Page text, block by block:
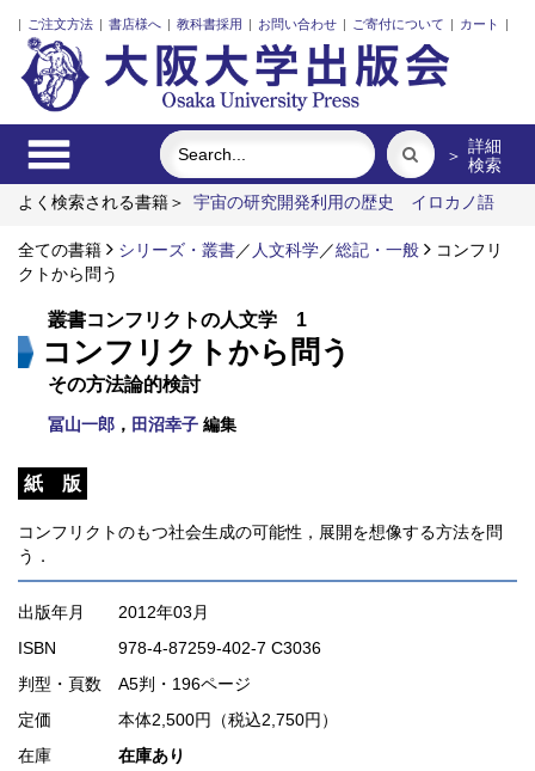
| ご注文方法 | 書店様へ | 教科書採用 | お問い合わせ | ご寄付について | カート |
＞ 詳細
検索
よく検索される書籍＞
宇宙の研究開発利用の歴史
イロカノ語
「世界」をどう問うか？
【オンデマンド版】ねえねえはかせ、
月のうさぎは何さいなの？
全ての書籍 シリーズ・叢書／ 人文科学／総記・一般
コンフリ
クトから問う
叢書コンフリクトの人文学 1
コンフリクトから問う
その方法論的検討
冨山一郎 ， 田沼幸子 編集
紙 版
コンフリクトのもつ社会生成の可能性，展開を想像する方法を問
う．
出版年月
2012年03月
ISBN
978-4-87259-402-7 C3036
判型・頁数 A5判・196ページ
定価
本体2,500円（税込2,750円）
在庫
在庫あり